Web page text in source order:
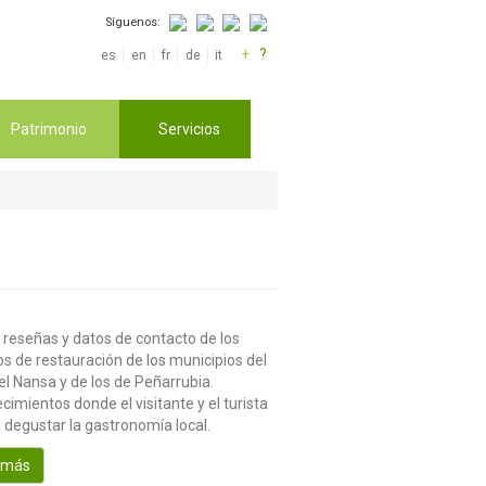
Síguenos:
es en fr de it + ?
Patrimonio Servicios
reseñas y datos de contacto de los
de restauración de los municipios del
Nansa y de los de Peñarrubia.
donde el visitante y el turista
la gastronomía local.